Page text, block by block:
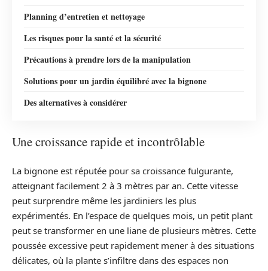
Planning d’entretien et nettoyage
Les risques pour la santé et la sécurité
Précautions à prendre lors de la manipulation
Solutions pour un jardin équilibré avec la bignone
Des alternatives à considérer
Une croissance rapide et incontrôlable
La bignone est réputée pour sa croissance fulgurante,
atteignant facilement 2 à 3 mètres par an. Cette vitesse
peut surprendre même les jardiniers les plus
expérimentés. En l’espace de quelques mois, un petit plant
peut se transformer en une liane de plusieurs mètres. Cette
poussée excessive peut rapidement mener à des situations
délicates, où la plante s’infiltre dans des espaces non